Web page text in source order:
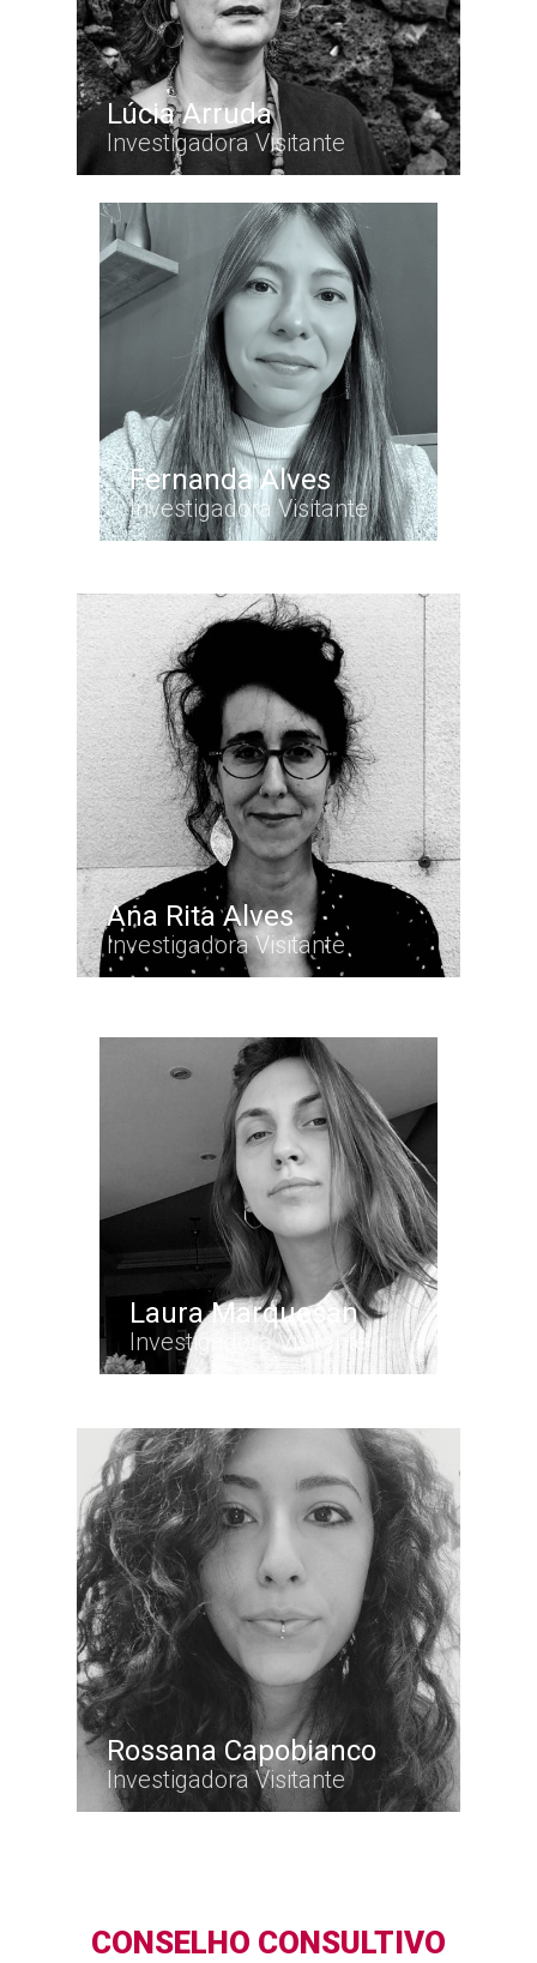
Lúcia Arruda
Investigadora Visitante
Fernanda Alves
Investigadora Visitante
Ana Rita Alves
Investigadora Visitante
Laura Marquesan
Investigadora Visitante
Rossana Capobianco
Investigadora Visitante
CONSELHO CONSULTIVO